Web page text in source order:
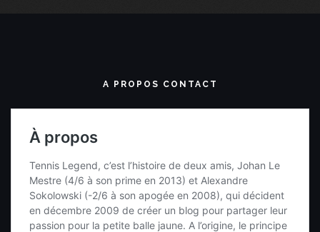
A PROPOS CONTACT